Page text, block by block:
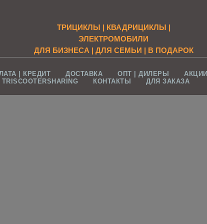
ТРИЦИКЛЫ | КВАДРИЦИКЛЫ |
ЭЛЕКТРОМОБИЛИ
ДЛЯ БИЗНЕСА | ДЛЯ СЕМЬИ | В ПОДАРОК
| КРЕДИТ ДОСТАВКА ОПТ | ДИЛЕРЫ АКЦИИ
TRISCOOTERSHARING КОНТАКТЫ ДЛЯ ЗАКАЗА